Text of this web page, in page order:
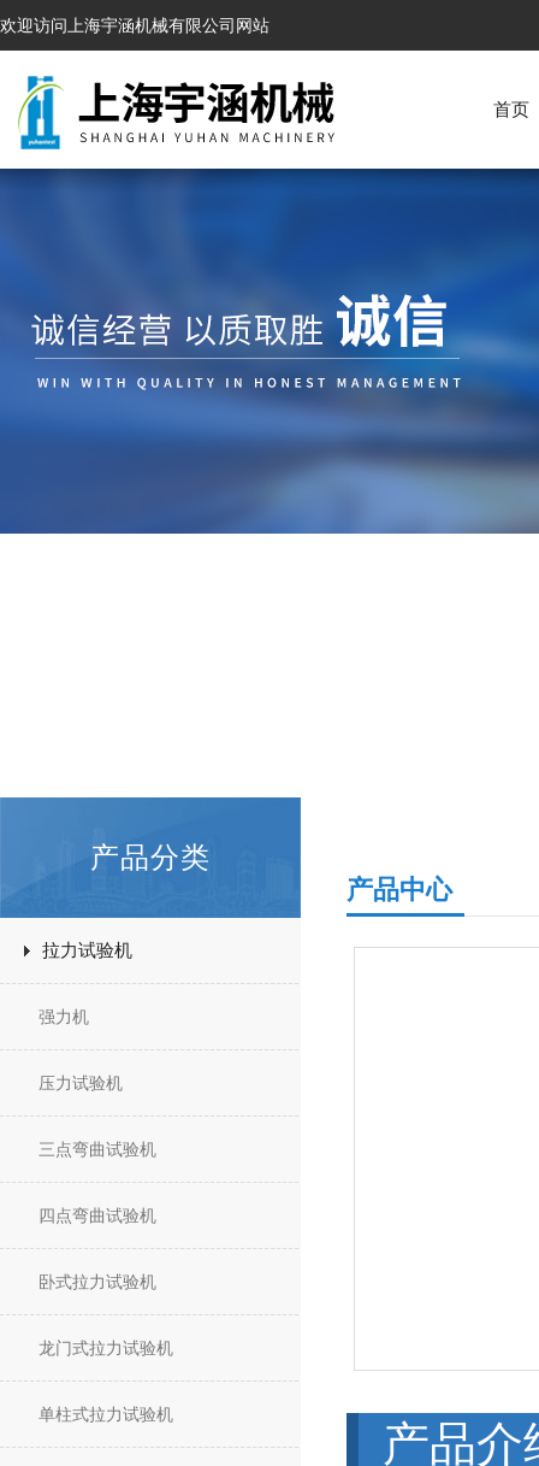
欢迎访问上海宇涵机械有限公司网站
首页
产品分类
拉力试验机
强力机
压力试验机
三点弯曲试验机
四点弯曲试验机
卧式拉力试验机
龙门式拉力试验机
单柱式拉力试验机
产品中心
产品介